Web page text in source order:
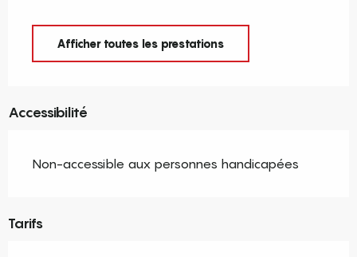
Afficher toutes les prestations
Accessibilité
Non-accessible aux personnes handicapées
Tarifs